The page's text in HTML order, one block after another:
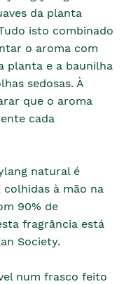
da planta
isto combinado
o aroma com
planta e a baunilha
sedosas. À
que o aroma
cada
natural é
à mão na
90% de
fragrância está
Society.
num frasco feito